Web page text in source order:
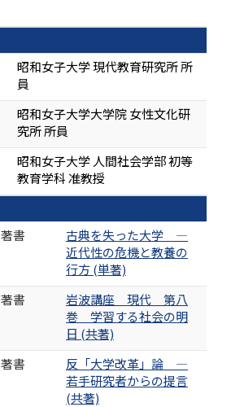
昭和女子大学 現代教育研究所 所
員
昭和女子大学大学院 女性文化研
究所 所員
昭和女子大学 人間社会学部 初等
教育学科 准教授
著書
古典を失った大学 ―
近代性の危機と教養の
行方 (単著)
著書
岩波講座 現代 第八
巻 学習する社会の明
日 (共著)
著書
反「大学改革」論 ―
若手研究者からの提言
(共著)